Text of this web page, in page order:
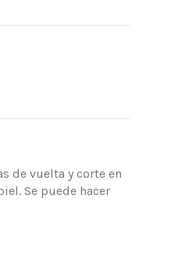
de vuelta y corte en
Se puede hacer